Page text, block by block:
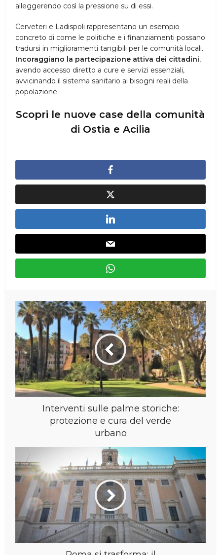
alleggerendo così la pressione su di essi.
Cerveteri e Ladispoli rappresentano un esempio
concreto di come le politiche e i finanziamenti possano
tradursi in miglioramenti tangibili per le comunità locali.
Incoraggiano la partecipazione attiva dei cittadini,
avendo accesso diretto a cure e servizi essenziali,
avvicinando il sistema sanitario ai bisogni reali della
popolazione.
Scopri le nuove case della comunità
di Ostia e Acilia
Interventi sulle palme storiche:
protezione e cura del verde
urbano